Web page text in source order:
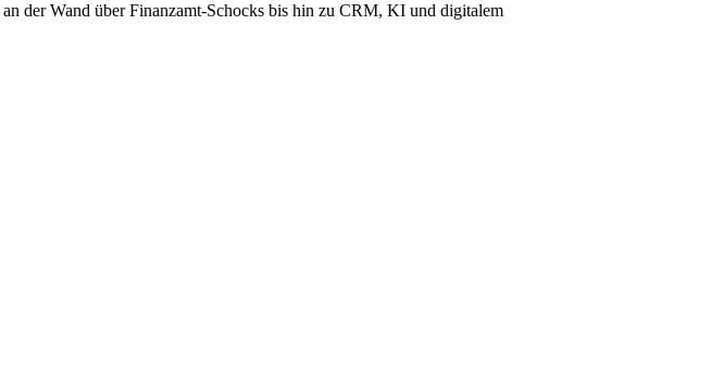
der Wand über Finanzamt-Schocks bis hin zu CRM, KI und digitalem